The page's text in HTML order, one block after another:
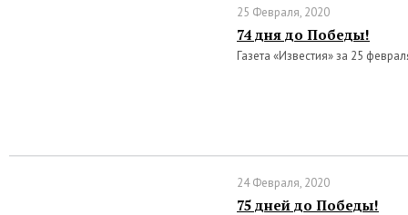
25 Февраля, 2020
74 дня до Победы!
Газета «Известия» за 25
24 Февраля, 2020
75 дней до Победы!